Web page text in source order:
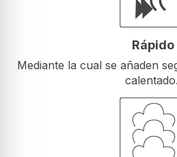
Rápido
Mediante la cual se añaden
calentado.